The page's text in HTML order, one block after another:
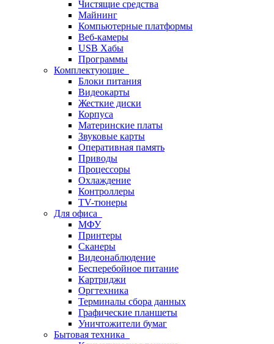
Чистящие средства
Майнинг
Компьютерные платформы
Веб-камеры
USB Хабы
Программы
Комплектующие
Блоки питания
Видеокарты
Жесткие диски
Корпуса
Материнские платы
Звуковые карты
Оперативная память
Приводы
Процессоры
Охлаждение
Контроллеры
TV-тюнеры
Для офиса
МФУ
Принтеры
Сканеры
Видеонаблюдение
Бесперебойное питание
Картриджи
Оргтехника
Терминалы сбора данных
Графические планшеты
Уничтожители бумаг
Бытовая техника